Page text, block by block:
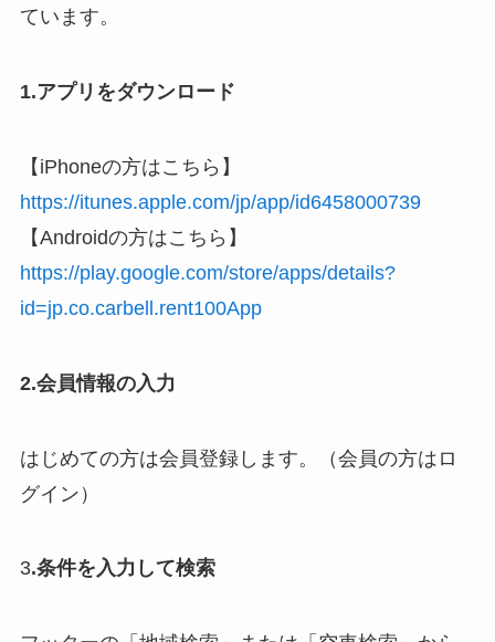
ています。
1.アプリをダウンロード
【iPhoneの方はこちら】
https://itunes.apple.com/jp/app/id6458000739
【Androidの方はこちら】
https://play.google.com/store/apps/details?
id=jp.co.carbell.rent100App
2.会員情報の入力
はじめての方は会員登録します。（会員の方はロ
グイン）
3.条件を入力して検索